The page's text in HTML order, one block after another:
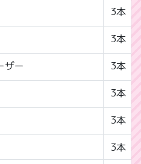
3本
3本
ザー 3本
3本
3本
3本